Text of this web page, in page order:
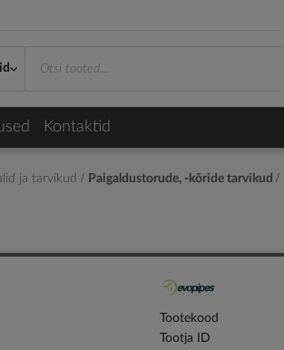
Kontaktid
ja tarvikud Paigaldustorude, -kõride tarvikud
Tootekood
Tootja ID